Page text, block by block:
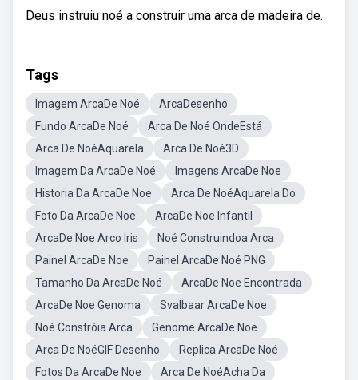
Deus instruiu noé a construir uma arca de madeira de.
Tags
Imagem ArcaDe Noé
ArcaDesenho
Fundo ArcaDe Noé
Arca De Noé OndeEstá
Arca De NoéAquarela
Arca De Noé3D
Imagem Da ArcaDe Noé
Imagens ArcaDe Noe
Historia Da ArcaDe Noe
Arca De NoéAquarela Do
Foto Da ArcaDe Noe
ArcaDe Noe Infantil
ArcaDe Noe Arco Iris
Noé Construindoa Arca
Painel ArcaDe Noe
Painel ArcaDe Noé PNG
Tamanho Da ArcaDe Noé
ArcaDe Noe Encontrada
ArcaDe Noe Genoma
Svalbaar ArcaDe Noe
Noé Constróia Arca
Genome ArcaDe Noe
Arca De NoéGIF Desenho
Replica ArcaDe Noé
Fotos Da ArcaDe Noe
Arca De NoéAcha Da